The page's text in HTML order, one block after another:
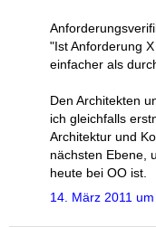
"Ist Anforderung
einfacher als
Den Architekten
ich gleichfalls
Architektur und
nächsten Ebene,
heute bei OO ist.
14. März 2011